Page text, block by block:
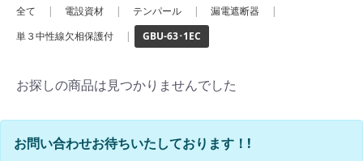
全て | 電設資材 | テンパール | 漏電遮断器
|
単３中性線欠相保護付
| GBU-63･1EC
お探しの商品は見つかりませんでした
お問い合わせお待ちいたしております！!